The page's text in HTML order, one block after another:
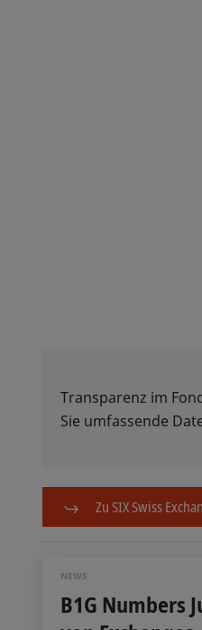
Transparenz im
Sie umfassende
Zu SIX Swiss
NEWS
B1G Numbers